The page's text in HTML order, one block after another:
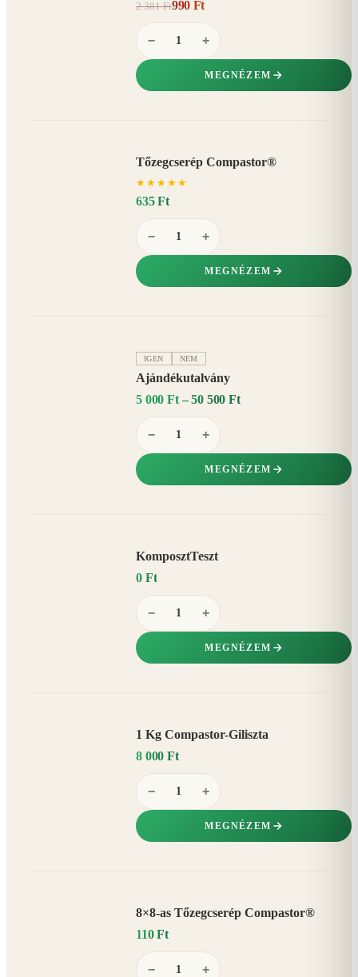
2 381 Ft990 Ft
− +
MEGNÉZEM
Tőzegcserép Compastor®
★ ★ ★ ★ ★
635 Ft
− +
MEGNÉZEM
IGEN NEM
Ajándékutalvány
5 000 Ft – 50 500 Ft
− +
MEGNÉZEM
KomposztTeszt
0 Ft
− +
MEGNÉZEM
1 Kg Compastor-Giliszta
8 000 Ft
− +
MEGNÉZEM
8×8-as Tőzegcserép Compastor®
110 Ft
− +